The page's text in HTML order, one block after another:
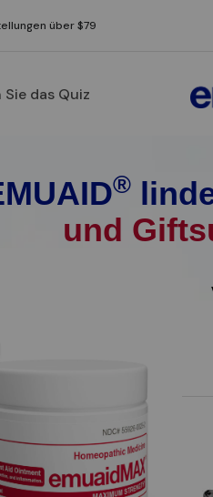
über $79
das Quiz
®
und